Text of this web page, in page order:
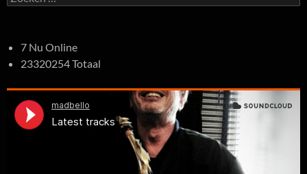
naar:
7 Nu Online
23320254 Totaal